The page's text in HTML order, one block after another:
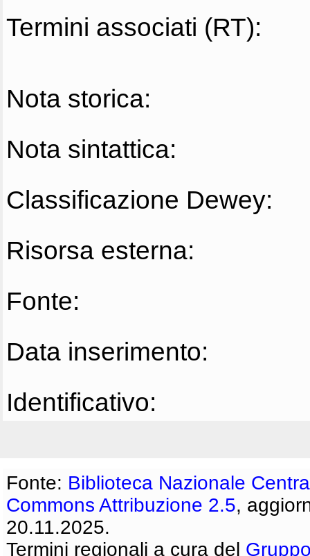
Termini associati (RT):
Nota storica:
Nota sintattica:
Classificazione Dewey:
Risorsa esterna:
Fonte:
Data inserimento:
Identificativo:
Fonte: Biblioteca Nazionale
Commons Attribuzione 2.5,
20.11.2025.
Termini regionali a cura del